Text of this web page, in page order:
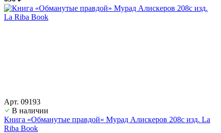
Арт. 09193
В наличии
Книга «Обманутые правдой» Мурад Алискеров 208с изд. La
Riba Book